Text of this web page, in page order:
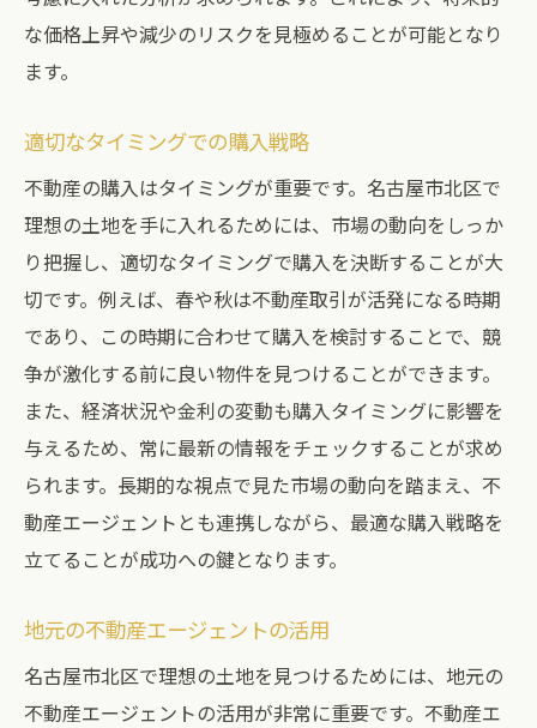
な価格上昇や減少のリスクを見極めることが可能となり
ます。
適切なタイミングでの購入戦略
不動産の購入はタイミングが重要です。名古屋市北区で
理想の土地を手に入れるためには、市場の動向をしっか
り把握し、適切なタイミングで購入を決断することが大
切です。例えば、春や秋は不動産取引が活発になる時期
であり、この時期に合わせて購入を検討することで、競
争が激化する前に良い物件を見つけることができます。
また、経済状況や金利の変動も購入タイミングに影響を
与えるため、常に最新の情報をチェックすることが求め
られます。長期的な視点で見た市場の動向を踏まえ、不
動産エージェントとも連携しながら、最適な購入戦略を
立てることが成功への鍵となります。
地元の不動産エージェントの活用
名古屋市北区で理想の土地を見つけるためには、地元の
不動産エージェントの活用が非常に重要です。不動産エ